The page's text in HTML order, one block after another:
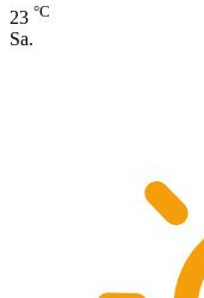
23 °C
Sa.